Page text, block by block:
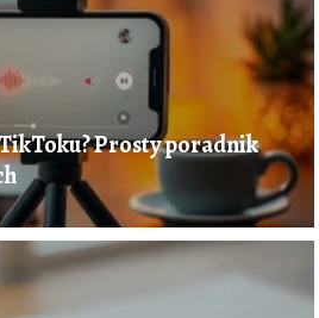
Prosty poradnik